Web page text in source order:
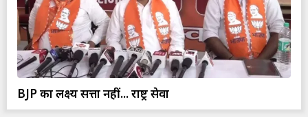
BJP का लक्ष्य सत्ता नहीं... राष्ट्र सेवा